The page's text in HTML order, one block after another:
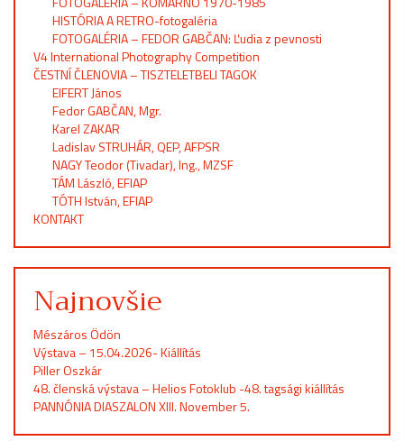
HISTÓRIA A RETRO-fotogaléria
FOTOGALÉRIA – FEDOR GABČAN: Ľudia z pevnosti
V4 International Photography Competition
ČESTNÍ ČLENOVIA – TISZTELETBELI TAGOK
EIFERT János
Fedor GABČAN, Mgr.
Karel ZAKAR
Ladislav STRUHÁR, QEP, AFPSR
NAGY Teodor (Tivadar), Ing., MZSF
TÁM László, EFIAP
TÓTH István, EFIAP
KONTAKT
Najnovšie
Mészáros Ödön
Výstava – 15.04.2026- Kiállítás
Piller Oszkár
48. členská výstava – Helios Fotoklub -48. tagsági kiállítás
PANNÓNIA DIASZALON XIII. November 5.